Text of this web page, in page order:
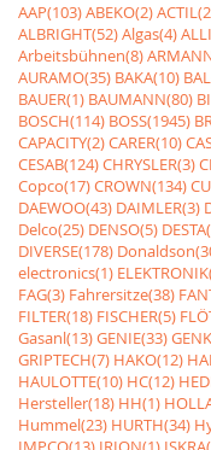
AAP(103)ABEKO(2)
ALBRIGHT(52)Algas(4)
Arbeitsbühnen(8)
AURAMO(35) BAKA(10)
BAUER(1) BAUMANN(80)
BOSCH(114) BOSS(1945)
CAPACITY(2)CARER(10)
CESAB(124)CHRYSLER(3)
Copco(17)CROWN(134)
DAEWOO(43) DAIMLER(3)
Delco(25) DENSO(5)
DIVERSE(178)
electronics(1)
FAG(3) Fahrersitze(38)
FILTER(18) FISCHER(5)
Gasanl(13)GENIE(33)
GRIPTECH(7) HAKO(12)
HAULOTTE(10) HC(12)
Hersteller(18) HH(1)
Hummel(23) HURTH(34)